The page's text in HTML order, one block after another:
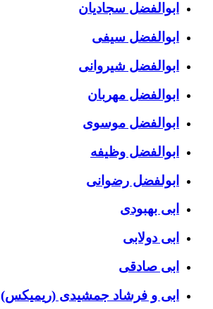
ابوالفضل سجادیان
ابوالفضل سیفی
ابوالفضل شیروانی
ابوالفضل مهربان
ابوالفضل موسوی
ابوالفضل وظیفه
ابولفضل رضوانی
ابی بهبودی
ابی دولابی
ابی صادقی
ابی و فرشاد جمشیدی (ریمیکس)